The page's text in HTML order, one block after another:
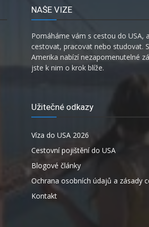
NAŠE VIZE
Pomáháme vám s cestou do USA,
cestovat, pracovat nebo studovat.
Amerika nabízí nezapomenutelné
jste k nim o krok blíže.
Užitečné odkazy
Víza do USA 2026
Cestovní pojištění do USA
Blogové články
Ochrana osobních údajů a zásady
Kontakt